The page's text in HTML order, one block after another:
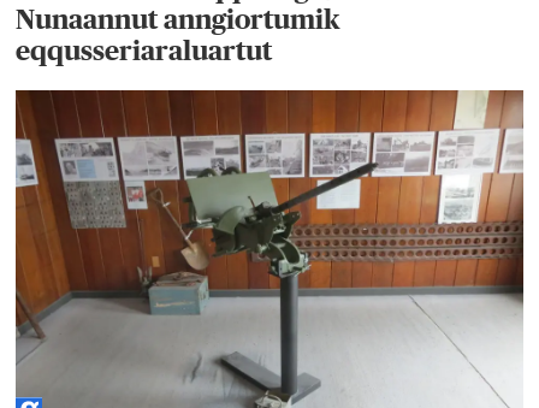
Nunaannut anngiortumik
eqqusseriaraluartut